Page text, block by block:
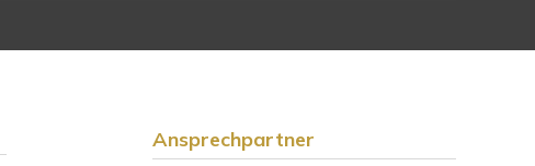
Ansprechpartner